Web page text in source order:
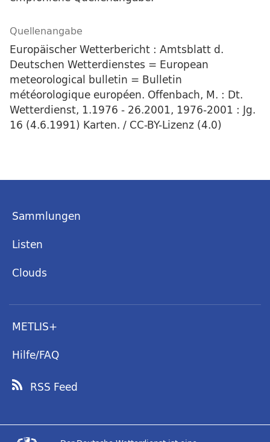
Quellenangabe
Europäischer Wetterbericht : Amtsblatt d.
Deutschen Wetterdienstes = European
meteorological bulletin = Bulletin
météorologique européen. Offenbach, M. : Dt.
Wetterdienst, 1.1976 - 26.2001, 1976-2001 : Jg.
16 (4.6.1991) Karten. / CC-BY-Lizenz (4.0)
Sammlungen
Listen
Clouds
METLIS+
Hilfe/FAQ
RSS Feed